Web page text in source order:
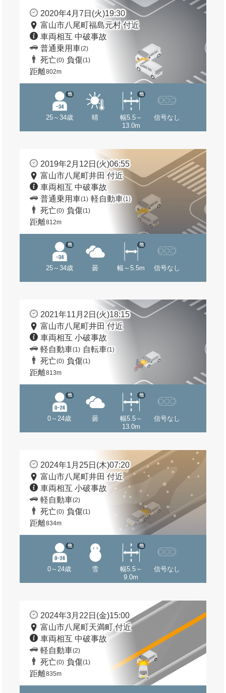
2020年4月7日(火)19:30
富山市八尾町福島元村 付近
車両相互 中破事故
普通乗用車(2)
死亡(0) 負傷(1)
距離802m
25～34歳
他
晴
幅5.5～
13.0m
他
信号なし
2019年2月12日(火)06:55
富山市八尾町井田 付近
車両相互 中破事故
普通乗用車(1) 軽自動車(1)
死亡(0) 負傷(1)
距離812m
25～34歳
他
曇 幅～5.5m
他
信号なし
2021年11月2日(火)18:15
富山市八尾町井田 付近
車両相互 小破事故
軽自動車(1) 自転車(1)
死亡(0) 負傷(1)
距離813m
0～24歳
他
曇
幅5.5～
13.0m
他
信号なし
2024年1月25日(木)07:20
富山市八尾町井田 付近
車両相互 小破事故
軽自動車(2)
死亡(0) 負傷(1)
距離834m
0～24歳
他
雪
幅5.5～
9.0m
他
信号なし
2024年3月22日(金)15:00
富山市八尾町天満町 付近
車両相互 中破事故
軽自動車(2)
死亡(0) 負傷(1)
距離835m